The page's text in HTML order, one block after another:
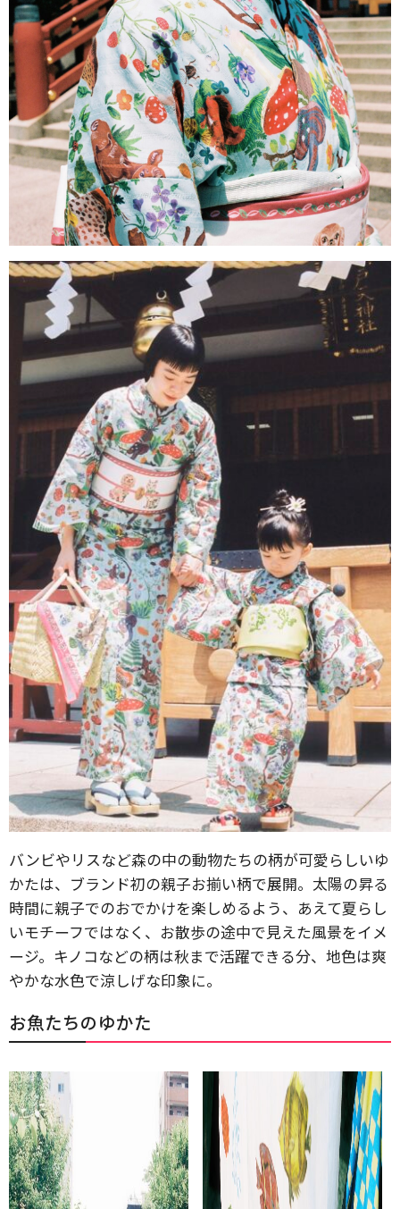
バンビやリスなど森の中の動物たちの柄が可愛らしいゆ
かたは、ブランド初の親子お揃い柄で展開。太陽の昇る
時間に親子でのおでかけを楽しめるよう、あえて夏らし
いモチーフではなく、お散歩の途中で見えた風景をイメ
ージ。キノコなどの柄は秋まで活躍できる分、地色は爽
やかな水色で涼しげな印象に。
お魚たちのゆかた